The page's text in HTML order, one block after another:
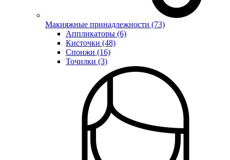
Макияжные принадлежности (73)
Аппликаторы (6)
Кисточки (48)
Спонжи (16)
Точилки (3)